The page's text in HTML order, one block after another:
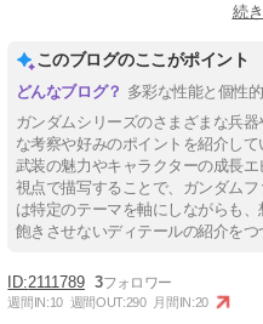
続
このブログのここがポイント
多彩な性能と個性
ガンダムシリーズのさまざまな兵
な考察や好みのポイントを紹介し
武装の魅力やキャラクターの成長
視点で描写することで、ガンダム
は特定のテーマを軸にしながらも
飽きさせないディテールの紹介をつ
2111789 3
週間IN:10 週間OUT:290 月間IN:20